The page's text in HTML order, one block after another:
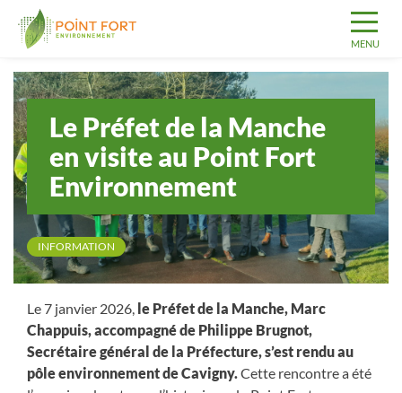
Le Préfet de la Manche
en visite au Point Fort
Environnement
INFORMATION
Le 7 janvier 2026, le Préfet de la Manche, Marc
Chappuis, accompagné de Philippe Brugnot,
Secrétaire général de la Préfecture, s’est rendu au
pôle environnement de Cavigny. Cette rencontre a été